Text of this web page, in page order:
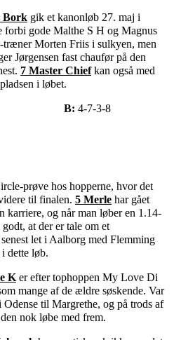
Bork gik et kanonløb 27. maj i
forbi gode Malthe S H og Magnus
Morten Friis i sulkyen, men
Jørgensen fast chaufør på den
7 Master Chiefkan også med
i løbet.
B: 4-7-3-8
prøve hos hopperne, hvor det
til finalen. 5 Merle har gået
karriere, og når man løber en 1.14-
at der er tale om et
let i Aalborg med Flemming
dette løb.
Ker efter tophoppen My Love Di
mange af de ældre søskende. Var
til Margrethe, og på trods af
nok løbe med frem.